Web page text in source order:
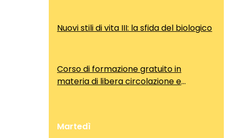
Nuovi stili di vita III: la sfida del biologico
Corso di formazione gratuito in
materia di libera circolazione e
Martedì